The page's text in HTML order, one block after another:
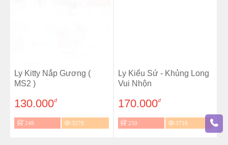
Ly Kitty Nắp Gương (
MS2 )
130.000đ
249 3279
Ly Kiểu Sứ - Khủng Long
Vui Nhộn
170.000đ
250 3718